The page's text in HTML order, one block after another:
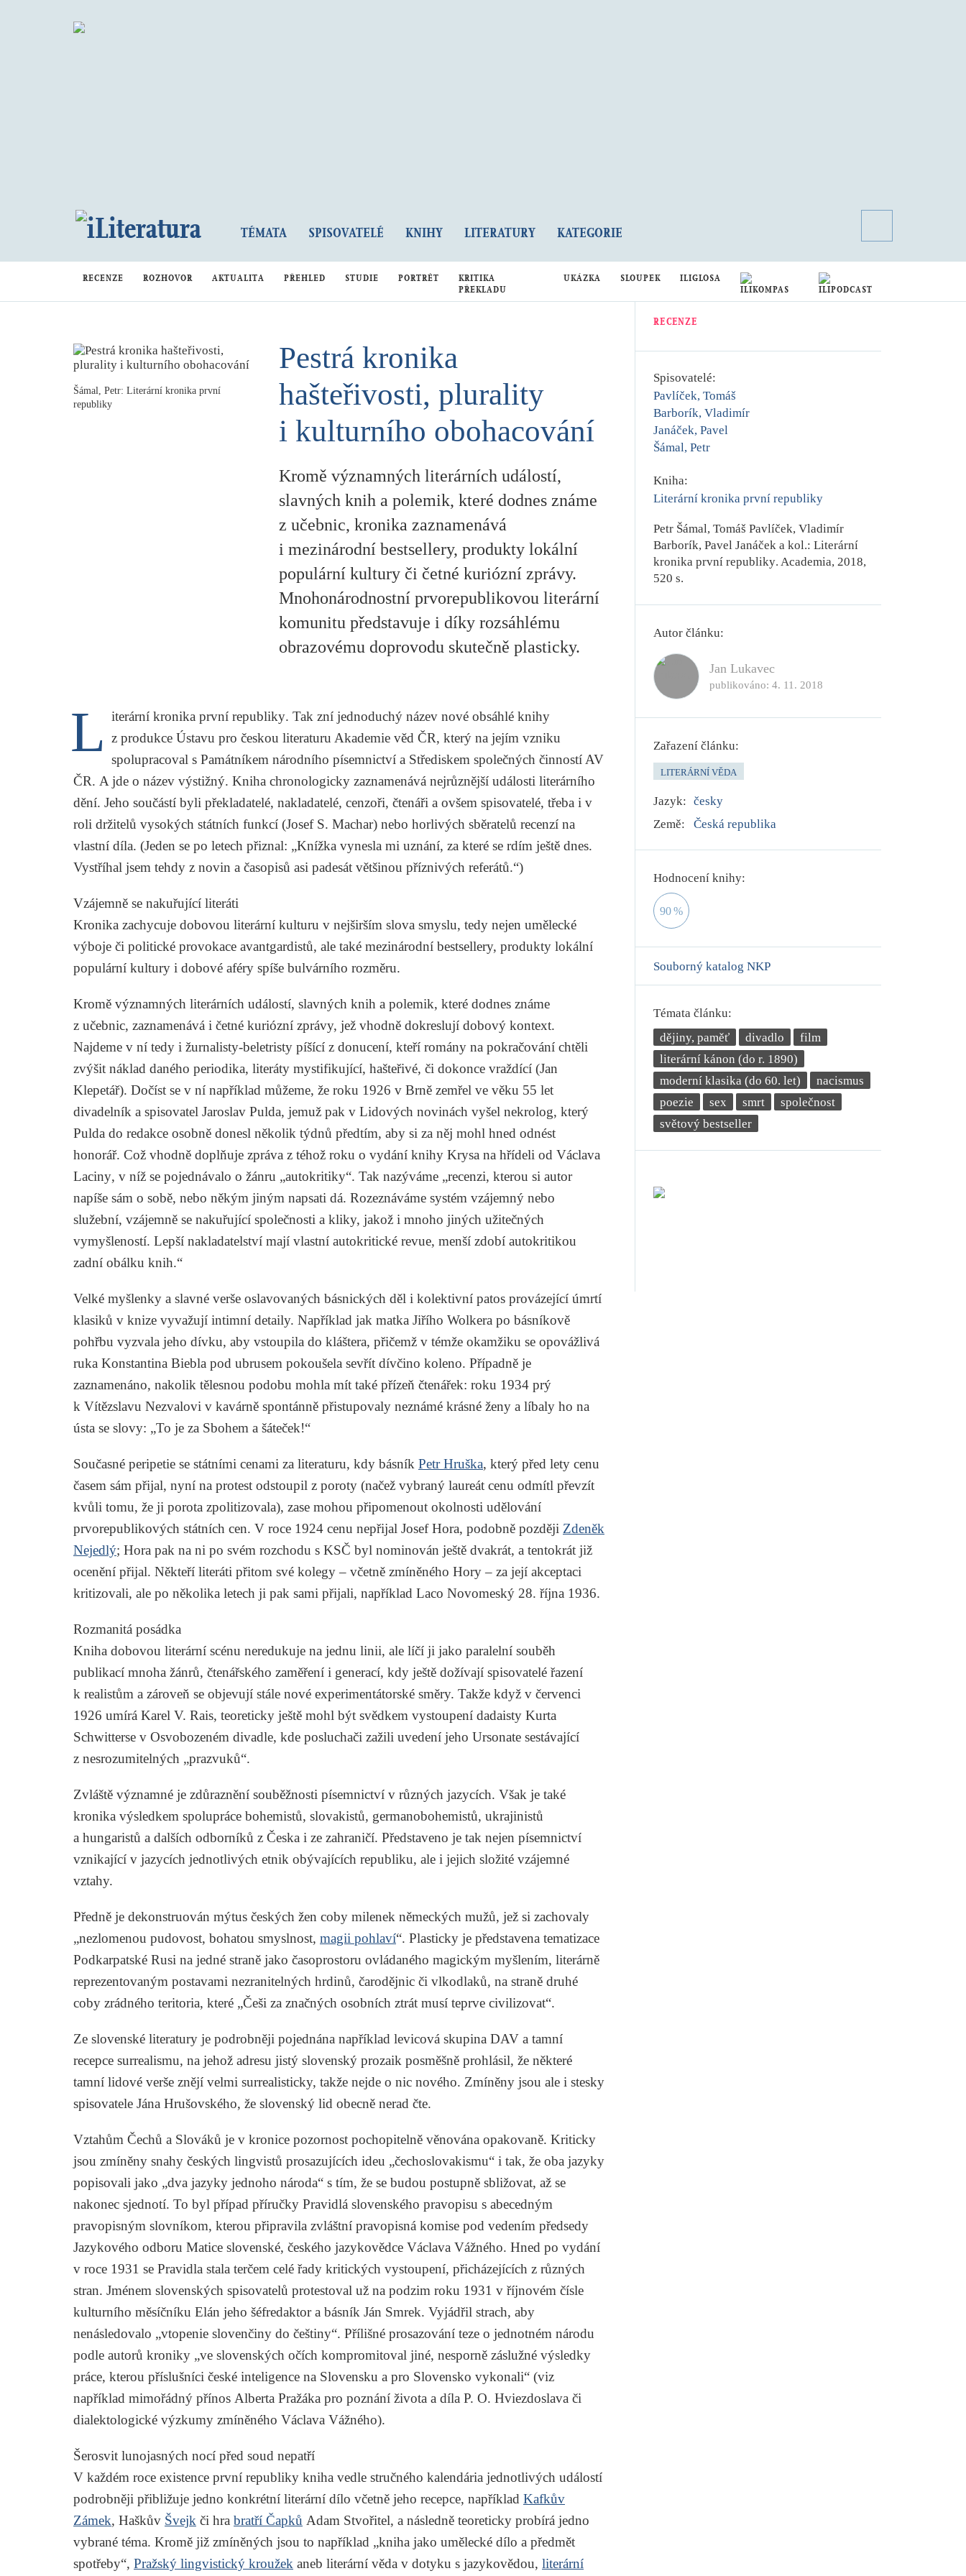
TÉMATA SPISOVATELÉ KNIHY LITERATURY KATEGORIE
RECENZE ROZHOVOR AKTUALITA PŘEHLED STUDIE PORTRÉT
KRITIKA
PŘEKLADU
UKÁZKA SLOUPEK ILIGLOSA
Šámal, Petr: Literární kronika první
republiky
Pestrá kronika
hašteřivosti, plurality
i kulturního obohacování
Kromě významných literárních událostí,
slavných knih a polemik, které dodnes známe
z učebnic, kronika zaznamenává
i mezinárodní bestsellery, produkty lokální
populární kultury či četné kuriózní zprávy.
Mnohonárodnostní prvorepublikovou literární
komunitu představuje i díky rozsáhlému
obrazovému doprovodu skutečně plasticky.
L iterární kronika první republiky. Tak zní jednoduchý název nové obsáhlé knihy
z produkce Ústavu pro českou literaturu Akademie věd ČR, který na jejím vzniku
spolupracoval s Památníkem národního písemnictví a Střediskem společných činností AV
ČR. A jde o název výstižný. Kniha chronologicky zaznamenává nejrůznější události literárního
dění. Jeho součástí byli překladatelé, nakladatelé, cenzoři, čtenáři a ovšem spisovatelé, třeba i v
roli držitelů vysokých státních funkcí (Josef S. Machar) nebo horlivých sběratelů recenzí na
vlastní díla. (Jeden se po letech přiznal: „Knížka vynesla mi uznání, za které se rdím ještě dnes.
Vystříhal jsem tehdy z novin a časopisů asi padesát většinou příznivých referátů.“)
Vzájemně se nakuřující literáti
Kronika zachycuje dobovou literární kulturu v nejširším slova smyslu, tedy nejen umělecké
výboje či politické provokace avantgardistů, ale také mezinárodní bestsellery, produkty lokální
populární kultury i dobové aféry spíše bulvárního rozměru.
Kromě významných literárních událostí, slavných knih a polemik, které dodnes známe
z učebnic, zaznamenává i četné kuriózní zprávy, jež vhodně dokreslují dobový kontext.
Najdeme v ní tedy i žurnalisty-beletristy píšící z donucení, kteří romány na pokračování chtěli
zvýšit náklad daného periodika, literáty mystifikující, hašteřivé, či dokonce vraždící (Jan
Klepetář). Dočíst se v ní například můžeme, že roku 1926 v Brně zemřel ve věku 55 let
divadelník a spisovatel Jaroslav Pulda, jemuž pak v Lidových novinách vyšel nekrolog, který
Pulda do redakce osobně donesl několik týdnů předtím, aby si za něj mohl hned odnést
honorář. Což vhodně doplňuje zpráva z téhož roku o vydání knihy Krysa na hřídeli od Václava
Laciny, v níž se pojednávalo o žánru „autokritiky“. Tak nazýváme „recenzi, kterou si autor
napíše sám o sobě, nebo někým jiným napsati dá. Rozeznáváme systém vzájemný nebo
služební, vzájemně se nakuřující společnosti a kliky, jakož i mnoho jiných užitečných
vymyšleností. Lepší nakladatelství mají vlastní autokritické revue, menší zdobí autokritikou
zadní obálku knih.“
Velké myšlenky a slavné verše oslavovaných básnických děl i kolektivní patos provázející úmrtí
klasiků v knize vyvažují intimní detaily. Například jak matka Jiřího Wolkera po básníkově
pohřbu vyzvala jeho dívku, aby vstoupila do kláštera, přičemž v témže okamžiku se opovážlivá
ruka Konstantina Biebla pod ubrusem pokoušela sevřít dívčino koleno. Případně je
zaznamenáno, nakolik tělesnou podobu mohla mít také přízeň čtenářek: roku 1934 prý
k Vítězslavu Nezvalovi v kavárně spontánně přistupovaly neznámé krásné ženy a líbaly ho na
ústa se slovy: „To je za Sbohem a šáteček!“
Současné peripetie se státními cenami za literaturu, kdy básník Petr Hruška, který před lety cenu
časem sám přijal, nyní na protest odstoupil z poroty (načež vybraný laureát cenu odmítl převzít
kvůli tomu, že ji porota zpolitizovala), zase mohou připomenout okolnosti udělování
prvorepublikových státních cen. V roce 1924 cenu nepřijal Josef Hora, podobně později Zdeněk
Nejedlý; Hora pak na ni po svém rozchodu s KSČ byl nominován ještě dvakrát, a tentokrát již
ocenění přijal. Někteří literáti přitom své kolegy – včetně zmíněného Hory – za její akceptaci
kritizovali, ale po několika letech ji pak sami přijali, například Laco Novomeský 28. října 1936.
Rozmanitá posádka
Kniha dobovou literární scénu neredukuje na jednu linii, ale líčí ji jako paralelní souběh
publikací mnoha žánrů, čtenářského zaměření i generací, kdy ještě dožívají spisovatelé řazení
k realistům a zároveň se objevují stále nové experimentátorské směry. Takže když v červenci
1926 umírá Karel V. Rais, teoreticky ještě mohl být svědkem vystoupení dadaisty Kurta
Schwitterse v Osvobozeném divadle, kde posluchači zažili uvedení jeho Ursonate sestávající
z nesrozumitelných „prazvuků“.
Zvláště významné je zdůraznění souběžnosti písemnictví v různých jazycích. Však je také
kronika výsledkem spolupráce bohemistů, slovakistů, germanobohemistů, ukrajinistů
a hungaristů a dalších odborníků z Česka i ze zahraničí. Představeno je tak nejen písemnictví
vznikající v jazycích jednotlivých etnik obývajících republiku, ale i jejich složité vzájemné
vztahy.
Předně je dekonstruován mýtus českých žen coby milenek německých mužů, jež si zachovaly
„nezlomenou pudovost, bohatou smyslnost, magii pohlaví“. Plasticky je představena tematizace
Podkarpatské Rusi na jedné straně jako časoprostoru ovládaného magickým myšlením, literárně
reprezentovaným postavami nezranitelných hrdinů, čarodějnic či vlkodlaků, na straně druhé
coby zrádného teritoria, které „Češi za značných osobních ztrát musí teprve civilizovat“.
Ze slovenské literatury je podrobněji pojednána například levicová skupina DAV a tamní
recepce surrealismu, na jehož adresu jistý slovenský prozaik posměšně prohlásil, že některé
tamní lidové verše znějí velmi surrealisticky, takže nejde o nic nového. Zmíněny jsou ale i stesky
spisovatele Jána Hrušovského, že slovenský lid obecně nerad čte.
Vztahům Čechů a Slováků je v kronice pozornost pochopitelně věnována opakovaně. Kriticky
jsou zmíněny snahy českých lingvistů prosazujících ideu „čechoslovakismu“ i tak, že oba jazyky
popisovali jako „dva jazyky jednoho národa“ s tím, že se budou postupně sbližovat, až se
nakonec sjednotí. To byl případ příručky Pravidlá slovenského pravopisu s abecedným
pravopisným slovníkom, kterou připravila zvláštní pravopisná komise pod vedením předsedy
Jazykového odboru Matice slovenské, českého jazykovědce Václava Vážného. Hned po vydání
v roce 1931 se Pravidla stala terčem celé řady kritických vystoupení, přicházejících z různých
stran. Jménem slovenských spisovatelů protestoval už na podzim roku 1931 v říjnovém čísle
kulturního měsíčníku Elán jeho šéfredaktor a básník Ján Smrek. Vyjádřil strach, aby
nenásledovalo „vtopenie slovenčiny do češtiny“. Přílišné prosazování teze o jednotném národu
podle autorů kroniky „ve slovenských očích kompromitoval jiné, nesporně záslužné výsledky
práce, kterou příslušníci české inteligence na Slovensku a pro Slovensko vykonali“ (viz
například mimořádný přínos Alberta Pražáka pro poznání života a díla P. O. Hviezdoslava či
dialektologické výzkumy zmíněného Václava Vážného).
Šerosvit lunojasných nocí před soud nepatří
V každém roce existence první republiky kniha vedle stručného kalendária jednotlivých událostí
podrobněji přibližuje jedno konkrétní literární dílo včetně jeho recepce, například Kafkův
Zámek, Haškův Švejk či hra bratří Čapků Adam Stvořitel, a následně teoreticky probírá jedno
vybrané téma. Kromě již zmíněných jsou to například „kniha jako umělecké dílo a předmět
spotřeby“, Pražský lingvistický kroužek aneb literární věda v dotyku s jazykovědou, literární
RECENZE
Spisovatelé:
Pavlíček, Tomáš
Barborík, Vladimír
Janáček, Pavel
Šámal, Petr
Kniha:
Literární kronika první republiky
Petr Šámal,Tomáš Pavlíček,Vladimír
Barborík,Pavel Janáček a kol.:Literární
kronika první republiky. Academia, 2018,
520 s.
Autor článku:
Jan Lukavec
publikováno:4. 11. 2018
Zařazení článku:
LITERÁRNÍ VĚDA
Jazyk: česky
Země:
Česká republika
Hodnocení knihy:
90 %
Souborný katalog NKP
Témata článku:
dějiny, paměť
divadlo
film
literární kánon (do r. 1890)
moderní klasika (do 60. let)
nacismus
poezie
sex smrt
společnost
světový bestseller